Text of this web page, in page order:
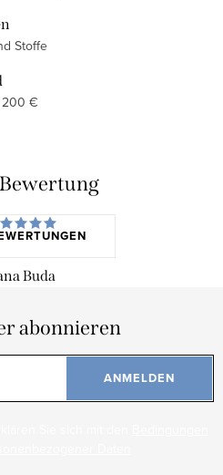
Stoffe
200 €
Buda
abonnieren
ANMELDEN